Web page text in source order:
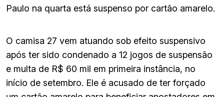
Paulo na quarta está suspenso por cartão amarelo.
O camisa 27 vem atuando sob efeito suspensivo
após ter sido condenado a 12 jogos de suspensão
e multa de R$ 60 mil em primeira instância, no
início de setembro. Ele é acusado de ter forçado